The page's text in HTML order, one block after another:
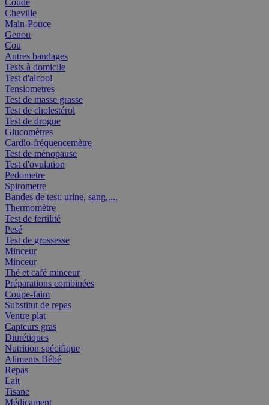
Coude
Cheville
Main-Pouce
Genou
Cou
Autres bandages
Tests à domicile
Test d'alcool
Tensiometres
Test de masse grasse
Test de cholestérol
Test de drogue
Glucomètres
Cardio-fréquencemètre
Test de ménopause
Test d'ovulation
Pedometre
Spirometre
Bandes de test: urine, sang,....
Thermomètre
Test de fertilité
Pesé
Test de grossesse
Minceur
Minceur
Thé et café minceur
Préparations combinées
Coupe-faim
Substitut de repas
Ventre plat
Capteurs gras
Diurétiques
Nutrition spécifique
Aliments Bébé
Repas
Lait
Tisane
Médicament